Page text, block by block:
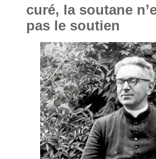
curé, la soutane
pas le soutien